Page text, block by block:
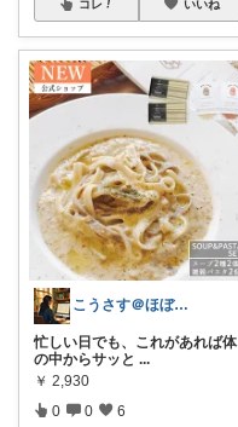
コレ いいね
こうさす＠ほぼ毎日更新
忙しい日でも、これがあれば体
の中からサッと ...
￥ 2,930
0 0 6